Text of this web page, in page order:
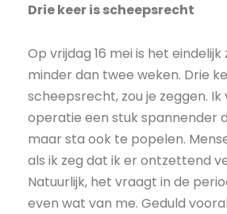
Drie keer is scheepsrecht
Op vrijdag 16 mei is het eindelijk
minder dan twee weken. Drie
scheepsrecht, zou je zeggen. Ik
operatie een stuk spannender
maar sta ook te popelen.
als ik zeg dat ik er ontzettend
Natuurlijk, het vraagt in de
even wat van me. Geduld